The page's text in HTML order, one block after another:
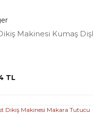
Makinesi Kumaş
TL